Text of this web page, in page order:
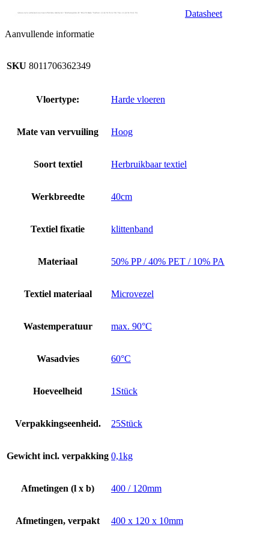
Datasheet
Aanvullende informatie
SKU 8011706362349
Vloertype: Harde vloeren
Mate van vervuiling Hoog
Soort textiel Herbruikbaar textiel
Werkbreedte 40cm
Textiel fixatie klittenband
Materiaal 50% PP / 40% PET / 10% PA
Textiel materiaal Microvezel
Wastemperatuur max. 90°C
Wasadvies 60°C
Hoeveelheid 1Stück
Verpakkingseenheid. 25Stück
Gewicht incl. verpakking 0,1kg
Afmetingen (l x b) 400 / 120mm
Afmetingen, verpakt 400 x 120 x 10mm